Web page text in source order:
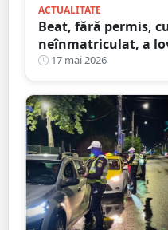
ACTUALITATE
Beat, fără permis,
neînmatriculat, a
Satu Mare
17 mai 2026